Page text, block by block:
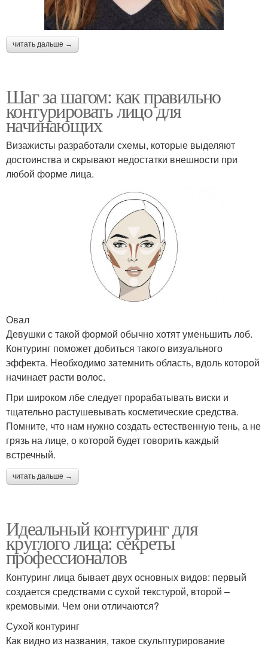
читать дальше →
Шаг за шагом: как правильно
контурировать лицо для
начинающих
Визажисты разработали схемы, которые выделяют
достоинства и скрывают недостатки внешности при
любой форме лица.
Овал
Девушки с такой формой обычно хотят уменьшить лоб.
Контуринг поможет добиться такого визуального
эффекта. Необходимо затемнить область, вдоль которой
начинает расти волос.
При широком лбе следует прорабатывать виски и
тщательно растушевывать косметические средства.
Помните, что нам нужно создать естественную тень, а не
грязь на лице, о которой будет говорить каждый
встречный.
читать дальше →
Идеальный контуринг для
круглого лица: секреты
профессионалов
Контуринг лица бывает двух основных видов: первый
создается средствами с сухой текстурой, второй –
кремовыми. Чем они отличаются?
Сухой контуринг
Как видно из названия, такое скульптурирование